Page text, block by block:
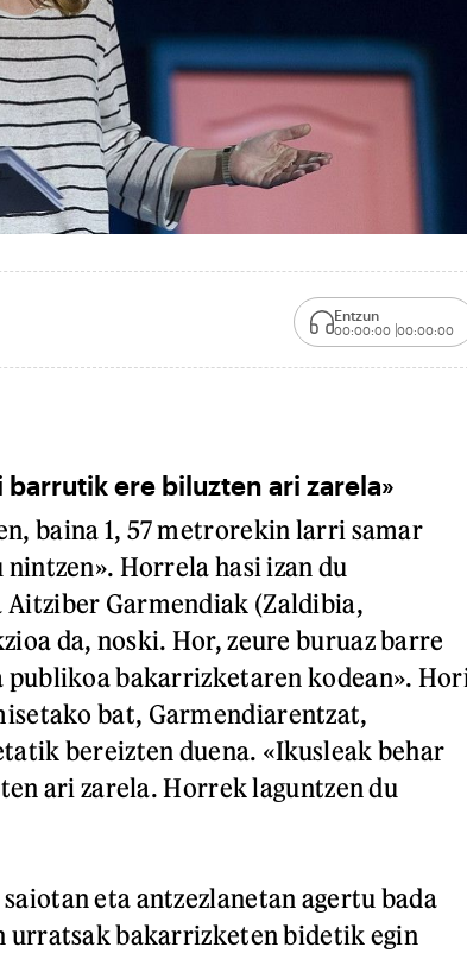
Entzun
00:00:00 00:00:00
barrutik ere biluzten ari zarela»
baina 1, 57 metrorekin larri samar
Horrela hasi izan du
Garmendiak (Zaldibia,
da, noski. Hor, zeure buruaz barre
publikoa bakarrizketaren kodean».
bat, Garmendiarentzat,
bereizten duena. «Ikusleak behar
ari zarela. Horrek laguntzen du
eta antzezlanetan agertu bada
urratsak bakarrizketen bidetik egin